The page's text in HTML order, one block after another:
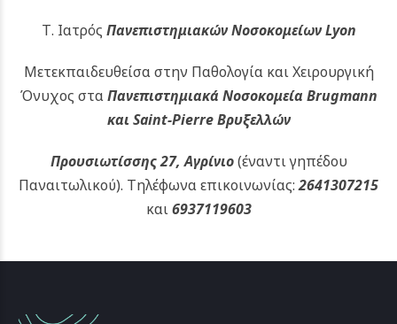
Τ. Ιατρός Πανεπιστημιακών Νοσοκομείων Lyon
Μετεκπαιδευθείσα στην Παθολογία και Χειρουργική
Όνυχος σταΠανεπιστημιακά Νοσοκομεία Brugmann
και Saint-Pierre Βρυξελλών
Προυσιωτίσσης 27, Αγρίνιο(έναντι γηπέδου
Παναιτωλικού). Τηλέφωνα επικοινωνίας:2641307215
και6937119603